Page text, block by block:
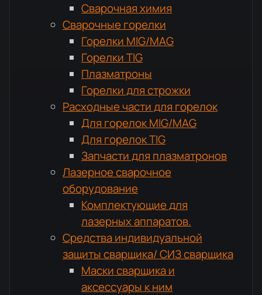
Сварочная химия
Сварочные горелки
Горелки MIG/MAG
Горелки TIG
Плазматроны
Горелки для строжки
Расходные части для горелок
Для горелок MIG/MAG
Для горелок TIG
Запчасти для плазматронов
Лазерное сварочное
оборудование
Комплектующие для
лазерных аппаратов.
Средства индивидуальной
защиты сварщика/ СИЗ сварщика
Маски сварщика и
аксессуары к ним